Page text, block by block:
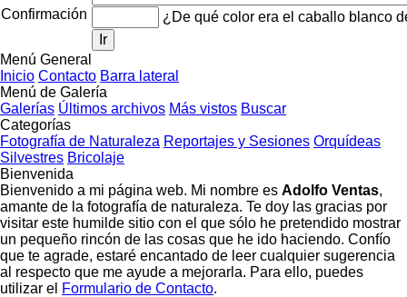
Confirmación
¿De qué color era el caballo blanco
Ir
Menú General
Inicio Contacto Barra lateral
Menú de Galería
Galerías Últimos archivos Más vistos Buscar
Categorías
Fotografía de Naturaleza Reportajes y Sesiones Orquídeas
Silvestres Bricolaje
Bienvenida
Bienvenido a mi página web. Mi nombre es Adolfo Ventas,
amante de la fotografía de naturaleza. Te doy las gracias por
visitar este humilde sitio con el que sólo he pretendido mostrar
un pequeño rincón de las cosas que he ido haciendo. Confío
que te agrade, estaré encantado de leer cualquier sugerencia
al respecto que me ayude a mejorarla. Para ello, puedes
utilizar el Formulario de Contacto.